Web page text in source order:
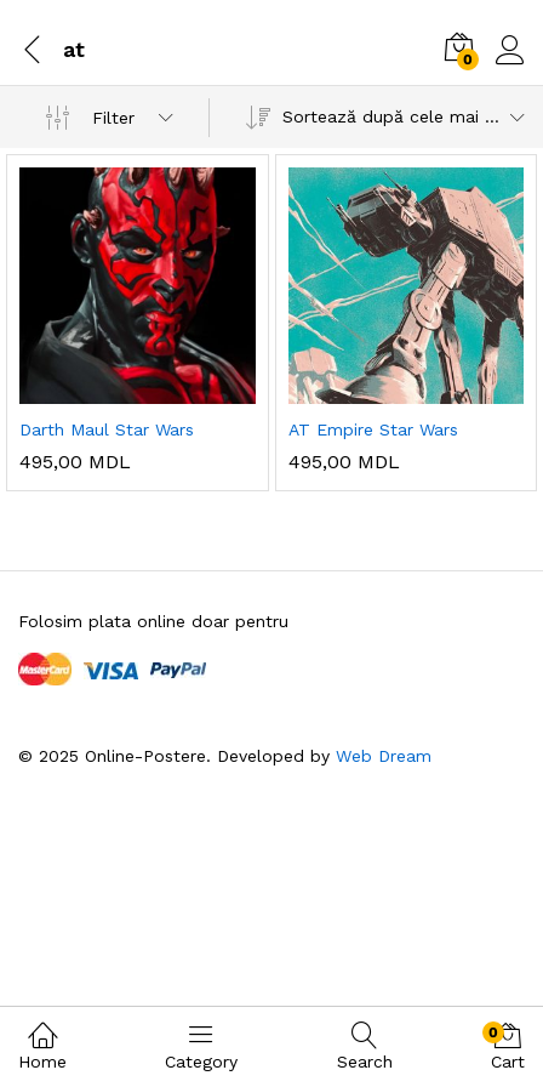
at 0
Filter Sortează după cele mai recente
Darth Maul Star Wars
495,00 MDL
AT Empire Star Wars
495,00 MDL
© 2025 Online-Postere. Developed by Web Dream
Folosim plata online doar pentru
Home Category Search
0
Cart